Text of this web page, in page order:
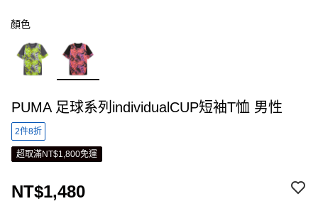
顏色
PUMA 足球系列individualCUP短袖T恤 男性
2件8折
超取滿NT$1,800免運
NT$1,480